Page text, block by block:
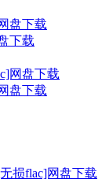
下载
盘下载